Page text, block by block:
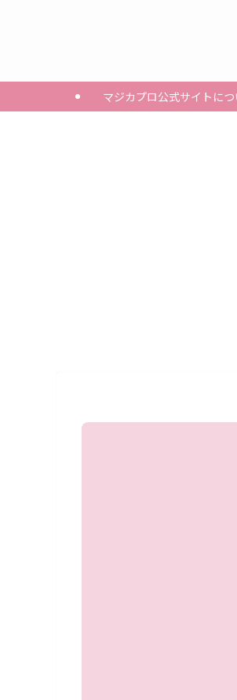
マジカプロ公式サイトに